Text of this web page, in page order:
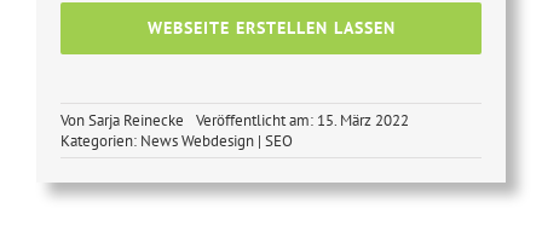
WEBSEITE ERSTELLEN LASSEN
VonSarja Reinecke
Veröffentlicht am: 15. März 2022
Kategorien: News Webdesign | SEO
SEO-